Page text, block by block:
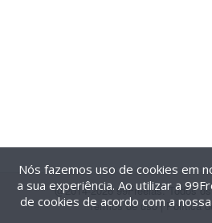
@2014-2026 99Freelas. Todos
Termos de uso| Política
Nós fazemos uso de cookies em
a sua experiência. Ao utilizar a
de cookies de acordo com a nossa